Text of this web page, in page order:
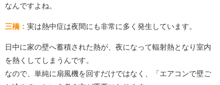
なんですよね。
三橋： 実は熱中症は夜間にも非常に多く発生しています。
日中に家の壁へ蓄積された熱が、夜になって輻射熱となり室内
を熱くしてしまうんです。
なので、単純に扇風機を回すだけではなく、「エアコンで壁ご